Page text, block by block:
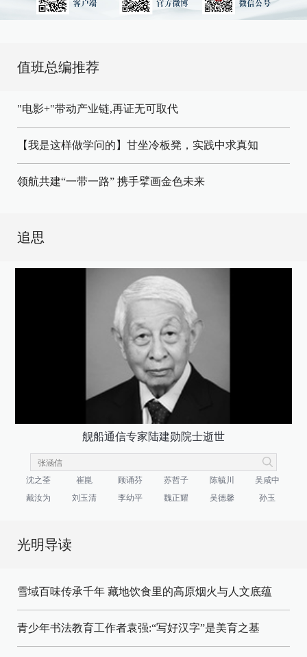
值班总编推荐
"电影+"带动产业链,再证无可取代
【我是这样做学问的】甘坐冷板凳，实践中求真知
领航共建“一带一路” 携手擘画金色未来
追思
舰船通信专家陆建勋院士逝世
沈之荃 崔崑 顾诵芬 苏哲子 陈毓川
吴咸中
戴汝为
刘玉清 李幼平 魏正耀 吴德馨 孙玉
光明导读
雪域百味传承千年 藏地饮食里的高原烟火与人文底蕴
青少年书法教育工作者袁强:“写好汉字”是美育之基